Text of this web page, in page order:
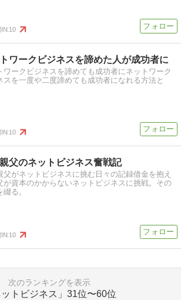
IN:10
ワークビジネスを諦めた人が成功者に
ワークビジネスを諦めても成功者にネットワーク
スを一度や二度諦めても成功者になれる方法と
IN:10
父のネットビジネス奮戦記
父がネットビジネスに挑む日々の記録借金を抱え
が資本のかからないネットビジネスに挑戦。その
綴る。
IN:10
次のランキングを表示
ットビジネス」 31位〜60位